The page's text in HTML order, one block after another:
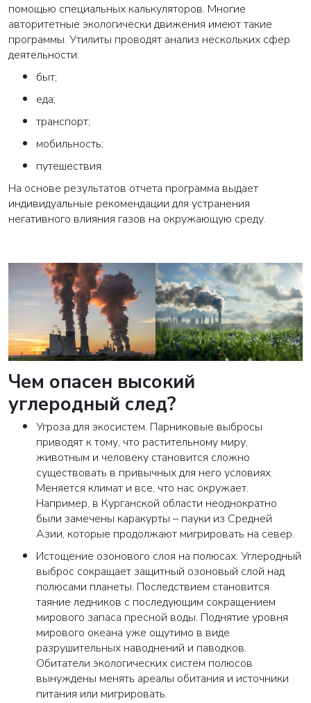
помощью специальных калькуляторов. Многие
авторитетные экологически движения имеют такие
программы. Утилиты проводят анализ нескольких сфер
деятельности:
быт;
еда;
транспорт;
мобильность;
путешествия.
На основе результатов отчета программа выдает
индивидуальные рекомендации для устранения
негативного влияния газов на окружающую среду.
Чем опасен высокий
углеродный след?
Угроза для экосистем. Парниковые выбросы
приводят к тому, что растительному миру,
животным и человеку становится сложно
существовать в привычных для него условиях.
Меняется климат и все, что нас окружает.
Например, в Курганской области неоднократно
были замечены каракурты – пауки из Средней
Азии, которые продолжают мигрировать на север.
Истощение озонового слоя на полюсах. Углеродный
выброс сокращает защитный озоновый слой над
полюсами планеты. Последствием становится
таяние ледников с последующим сокращением
мирового запаса пресной воды. Поднятие уровня
мирового океана уже ощутимо в виде
разрушительных наводнений и паводков.
Обитатели экологических систем полюсов
вынуждены менять ареалы обитания и источники
питания или мигрировать.